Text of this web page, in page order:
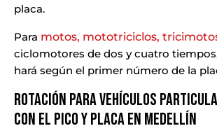
placa.
Para motos, mototriciclos,
ciclomotores de dos y cuatro
hará según el primer número de la
Rotación para Vehículos
con el Pico y Placa en Medellín